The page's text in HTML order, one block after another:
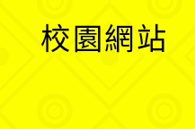
校園網站